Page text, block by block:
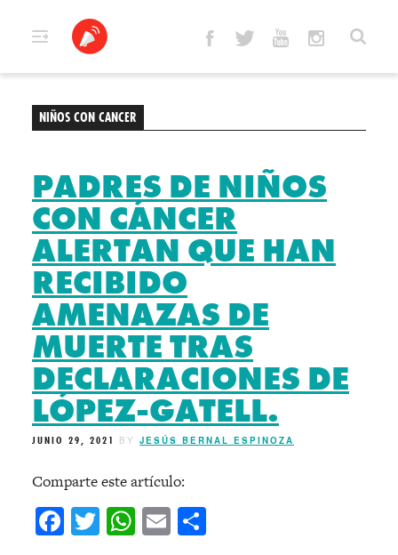
NIÑOS CON CANCER
PADRES DE NIÑOS
CON CÁNCER
ALERTAN QUE HAN
RECIBIDO
AMENAZAS DE
MUERTE TRAS
DECLARACIONES DE
LÓPEZ-GATELL.
JUNIO 29, 2021 BY JESÚS BERNAL ESPINOZA
Comparte este artículo:
Facebook
Twitter
WhatsApp
Email